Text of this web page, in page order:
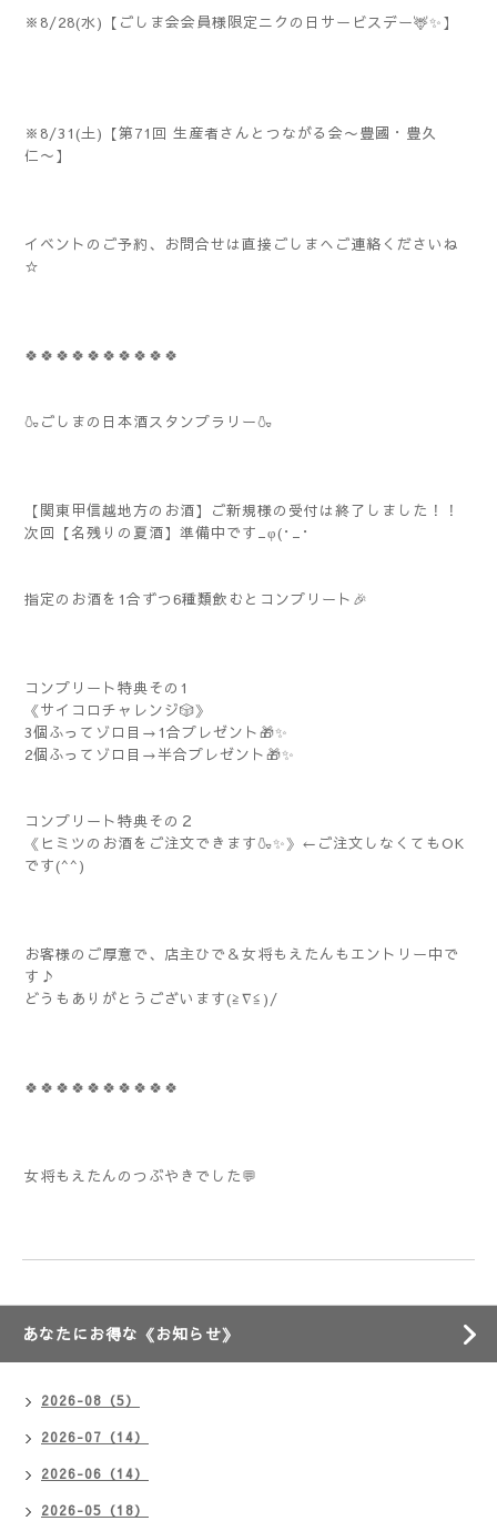
※8/28(水)【ごしま会会員様限定ニクの日サービスデー🦌✨】
※8/31(土)【第71回 生産者さんとつながる会〜豊國・豊久
仁〜】
イベントのご予約、お問合せは直接ごしまへご連絡くださいね
☆
🍀🍀🍀🍀🍀🍀🍀🍀🍀🍀
🍶ごしまの日本酒スタンプラリー🍶
【関東甲信越地方のお酒】ご新規様の受付は終了しました！！
次回【名残りの夏酒】準備中です_φ(･_･
指定のお酒を1合ずつ6種類飲むとコンプリート🎉
コンプリート特典その1
《サイコロチャレンジ🎲》
3個ふってゾロ目→1合プレゼント🎁✨
2個ふってゾロ目→半合プレゼント🎁✨
コンプリート特典その２
《ヒミツのお酒をご注文できます🍶✨》←ご注文しなくてもOK
です(^^)
お客様のご厚意で、店主ひで＆女将もえたんもエントリー中で
す♪
どうもありがとうございます(≧∇≦)/
🍀🍀🍀🍀🍀🍀🍀🍀🍀🍀
女将もえたんのつぶやきでした💬
あなたにお得な《お知らせ》
2026-08（5）
2026-07（14）
2026-06（14）
2026-05（18）